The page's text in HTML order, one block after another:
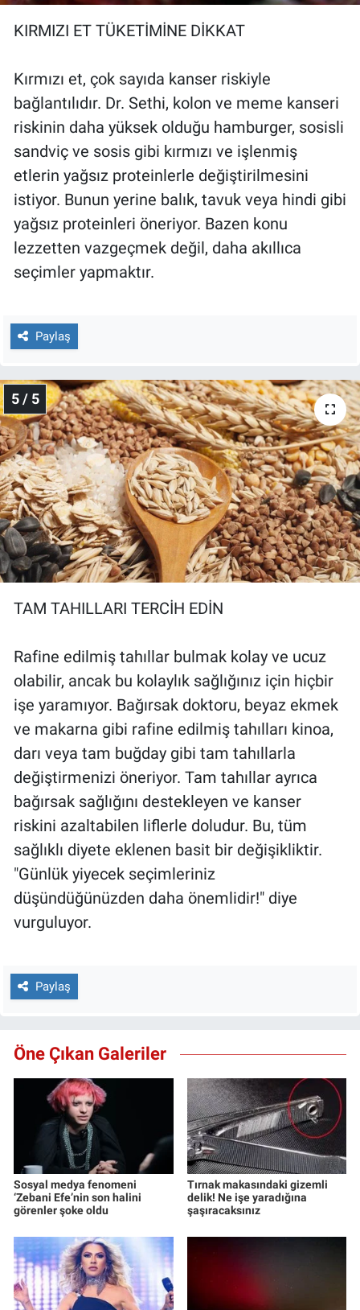
KIRMIZI ET TÜKETİMİNE DİKKAT
Kırmızı et, çok sayıda kanser riskiyle
bağlantılıdır. Dr. Sethi, kolon ve meme kanseri
riskinin daha yüksek olduğu hamburger, sosisli
sandviç ve sosis gibi kırmızı ve işlenmiş
etlerin yağsız proteinlerle değiştirilmesini
istiyor. Bunun yerine balık, tavuk veya hindi gibi
yağsız proteinleri öneriyor. Bazen konu
lezzetten vazgeçmek değil, daha akıllıca
seçimler yapmaktır.
Paylaş
5 / 5
TAM TAHILLARI TERCİH EDİN
Rafine edilmiş tahıllar bulmak kolay ve ucuz
olabilir, ancak bu kolaylık sağlığınız için hiçbir
işe yaramıyor. Bağırsak doktoru, beyaz ekmek
ve makarna gibi rafine edilmiş tahılları kinoa,
darı veya tam buğday gibi tam tahıllarla
değiştirmenizi öneriyor. Tam tahıllar ayrıca
bağırsak sağlığını destekleyen ve kanser
riskini azaltabilen liflerle doludur. Bu, tüm
sağlıklı diyete eklenen basit bir değişikliktir.
"Günlük yiyecek seçimleriniz
düşündüğünüzden daha önemlidir!" diye
vurguluyor.
Paylaş
Öne Çıkan Galeriler
Sosyal medya fenomeni
‘Zebani Efe’nin son halini
görenler şoke oldu
Tırnak makasındaki gizemli
delik! Ne işe yaradığına
şaşıracaksınız